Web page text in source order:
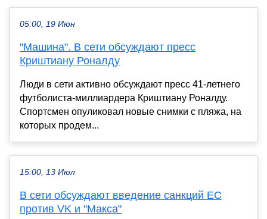
05:00, 19 Июн
"Машина". В сети обсуждают пресс
Криштиану Роналду
Люди в сети активно обсуждают пресс 41-летнего
футболиста-миллиардера Криштиану Роналду.
Спортсмен опуликовал новые снимки с пляжа, на
которых продем...
15:00, 13 Июл
В сети обсуждают введение санкций ЕС
против VK и "Макса"